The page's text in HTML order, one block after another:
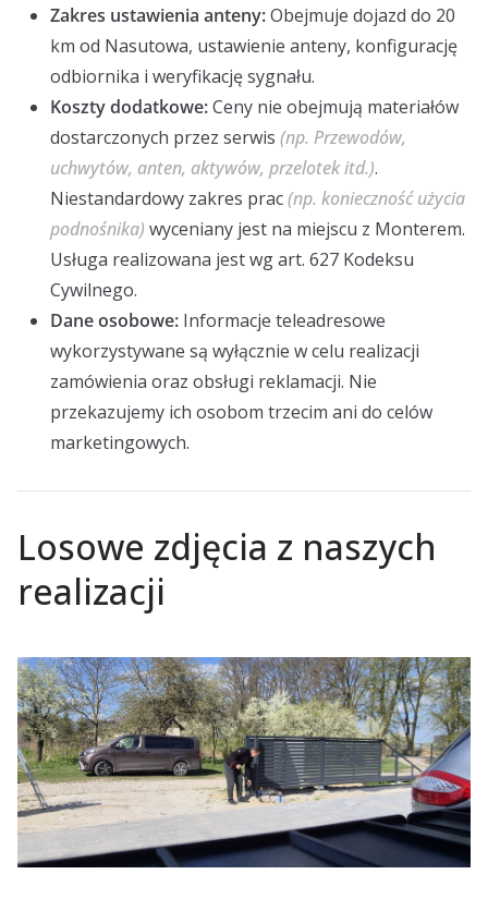
Zakres ustawienia anteny:Obejmuje dojazd do 20
km od Nasutowa, ustawienie anteny, konfigurację
odbiornika i weryfikację sygnału.
Koszty dodatkowe:Ceny nie obejmują materiałów
dostarczonych przez serwis (np. Przewodów,
uchwytów, anten, aktywów, przelotek itd.).
Niestandardowy zakres prac(np. konieczność użycia
podnośnika) wyceniany jest na miejscu z Monterem.
Usługa realizowana jest wg art. 627 Kodeksu
Cywilnego.
Dane osobowe: Informacje teleadresowe
wykorzystywane są wyłącznie w celu realizacji
zamówienia oraz obsługi reklamacji. Nie
przekazujemy ich osobom trzecim ani do celów
marketingowych.
Losowe zdjęcia z naszych
realizacji